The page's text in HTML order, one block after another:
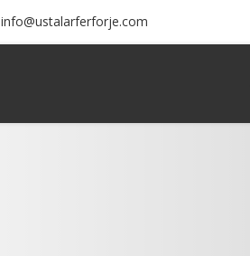
info@ustalarferforje.com